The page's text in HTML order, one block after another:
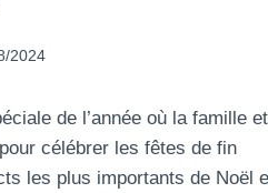
2024
de l’année où la famille et
célébrer les fêtes de fin
les plus importants de Noël